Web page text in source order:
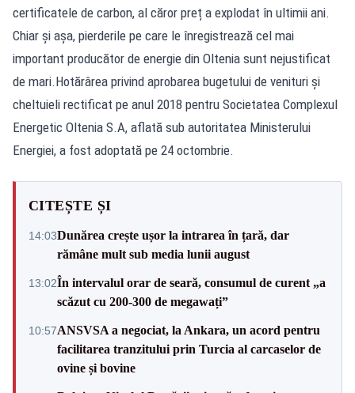
certificatele de carbon, al căror preț a explodat în ultimii ani.
Chiar și așa, pierderile pe care le înregistrează cel mai
important producător de energie din Oltenia sunt nejustificat
de mari.Hotărârea privind aprobarea bugetului de venituri şi
cheltuieli rectificat pe anul 2018 pentru Societatea Complexul
Energetic Oltenia S.A, aflată sub autoritatea Ministerului
Energiei, a fost adoptată pe 24 octombrie.
CITEȘTE ȘI
14:03Dunărea crește ușor la intrarea în țară, dar
rămâne mult sub media lunii august
13:02În intervalul orar de seară, consumul de curent „a
scăzut cu 200-300 de megawați”
10:57ANSVSA a negociat, la Ankara, un acord pentru
facilitarea tranzitului prin Turcia al carcaselor de
ovine și bovine